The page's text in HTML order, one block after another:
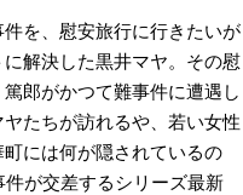
を、慰安旅行に行きたいが
解決した黒井マヤ。その慰
郎がかつて難事件に遭遇し
たちが訪れるや、若い女性
には何が隠されているの
が交差するシリーズ最新